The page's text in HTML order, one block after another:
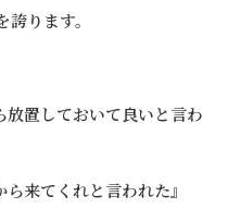
ります。
放置しておいて良いと言わ
来てくれと言われた』